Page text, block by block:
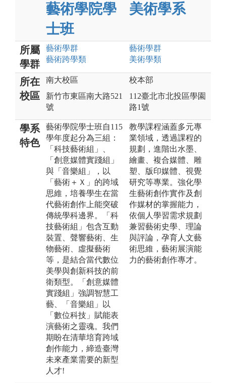
藝術學院學
士班
美術學系
所屬
學群
藝術學群
藝術跨學類
藝術學群
美術學類
所在
校區
南大校區
新竹市東區南大路521
號
校本部
112臺北市北投區學園
路1號
學系
特色
藝術學院學士班自115
學年度起分為三組：
「科技藝術組」、
「創意媒體實踐組」
與「音樂組」，以
「藝術＋Ｘ」的跨域
思維，培養學生在當
代藝術創作上能突破
傳統學科邊界。「科
技藝術組」包含互動
裝置、聲響藝術、生
物藝術、虛擬藝術
等，是結合當代數位
美學與創新科技的前
衛類型。「創意媒體
實踐組」強調智慧工
藝、「音樂組」以
「數位科技」賦能表
演藝術之靈魂。我們
期盼在清華培育跨域
創作能力，締造臺灣
未來產業需要的新型
人才!
教學課程涵蓋多元專
業領域，透過課程的
規劃，進階出水墨、
繪畫、複合媒體、雕
塑、版印媒體、視覺
研究等專業。強化學
生藝術創作實作及創
作媒材的掌握能力，
依個人學習需求規劃
兼習藝術史學、理論
與評論，孕育人文藝
術思維，藝術展演能
力的藝術創作專才。